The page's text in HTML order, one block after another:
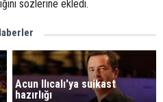
sözlerine ekledi.
Acun Ilıcalı'ya suikast
hazırlığı